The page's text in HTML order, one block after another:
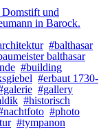
Domstift und
in Barock.
#balthasar
balthasar
#building
#erbaut 1730-
#gallery
#historisch
#photo
#tympanon